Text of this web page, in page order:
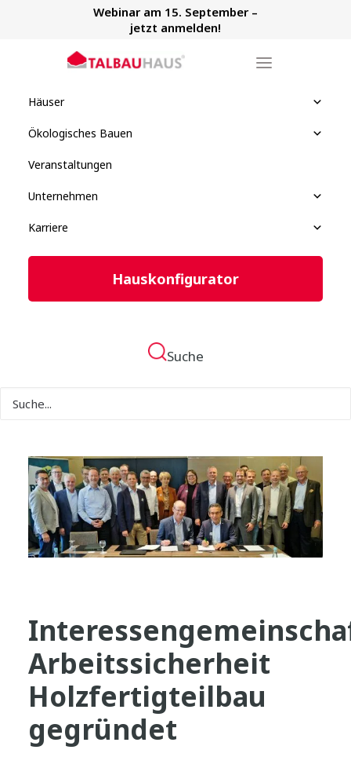
Webinar am 15. September –
jetzt anmelden!
Häuser
Ökologisches Bauen
Veranstaltungen
Unternehmen
Karriere
Hauskonfigurator
Suche
Arbeitssicherheit
Holzfertigteilbau
gegründet